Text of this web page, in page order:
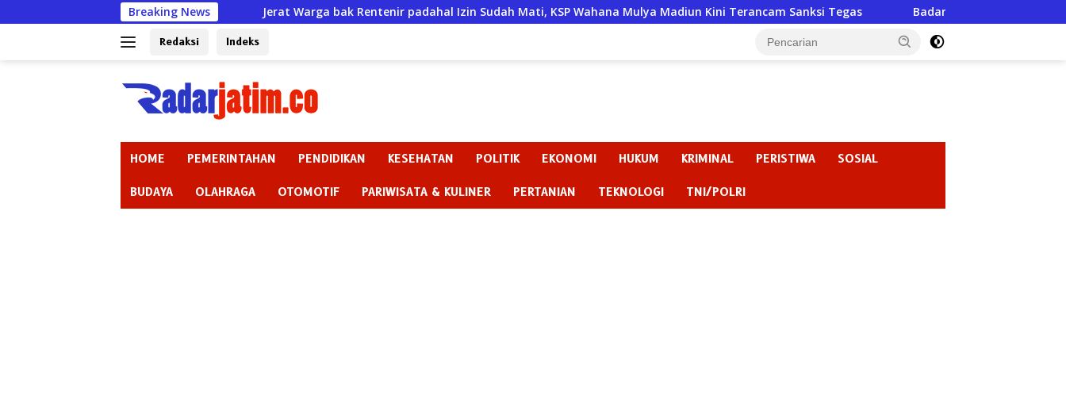
ke
Breaking News
Jerat Warga bak Rentenir padahal Izin Sudah Mati, KSP Wahana Mulya Madiun Kini Terancam Sanksi Tegas Badan Kehormatan atau Badan Pembiaran ?
Redaksi Indeks
HOME PEMERINTAHAN PENDIDIKAN KESEHATAN POLITIK EKONOMI HUKUM KRIMINAL PERISTIWA SOSIAL
BUDAYA OLAHRAGA OTOMOTIF PARIWISATA & KULINER PERTANIAN TEKNOLOGI TNI/POLRI